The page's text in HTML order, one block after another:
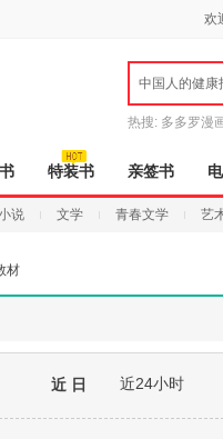
欢
中国人的健康
热搜: 多多罗漫
特装书 亲签书
说 文学 青春文学 艺
材
近 日 近24小时